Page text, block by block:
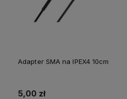
Adapter SMA na IPEX4 10cm
5,00 zł